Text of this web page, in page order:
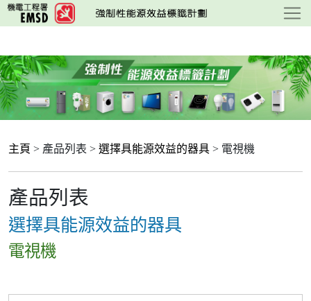
跳
至
要
內
容
主頁 > 產品列表 > 選擇具能源效益的器具 > 電視機
產品列表
選擇具能源效益的器具
電視機